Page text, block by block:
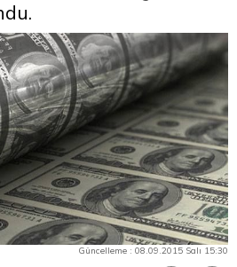
Güncelleme : 08.09.2015 Salı 15:30